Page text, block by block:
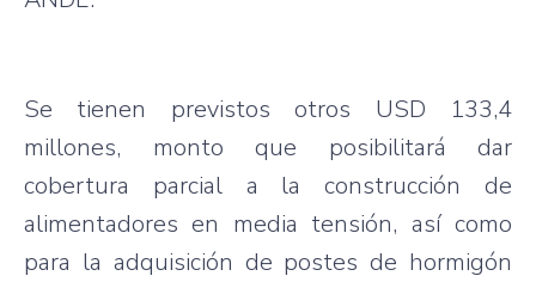
Se tienen previstos otros USD 133,4
millones, monto que posibilitará dar
cobertura parcial a la construcción de
alimentadores en media tensión, así como
para la adquisición de postes de hormigón